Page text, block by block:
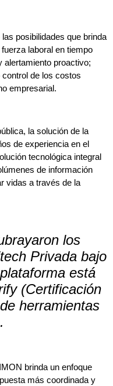
posibilidades que brinda
laboral en tiempo
alertamiento proactivo;
de los costos
empresarial.
la solución de la
de experiencia en el
tecnológica integral
de información
vidas a través de la
los
Privada bajo
está
(Certificación
herramientas
brinda un enfoque
más coordinada y